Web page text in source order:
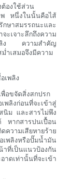
องใช้ส่วน
พ หนึ่งในนั้นคือไส้
ษาสมรรถนะและ
ะเจาะลึกถึงความ
พลิง ความสำคัญ
ำเสมอจึงมีความ
เพลิง
อขจัดสิ่งสกปรก
งก่อนที่จะเข้าสู่
นิม และสารไม่พึง
หากสารปนเปื้อน
ความเสียหายร้าย
พลิงหรือปั๊มน้ำมัน
าที่เป็นแนวป้องกัน
าดเท่านั้นที่จะเข้า